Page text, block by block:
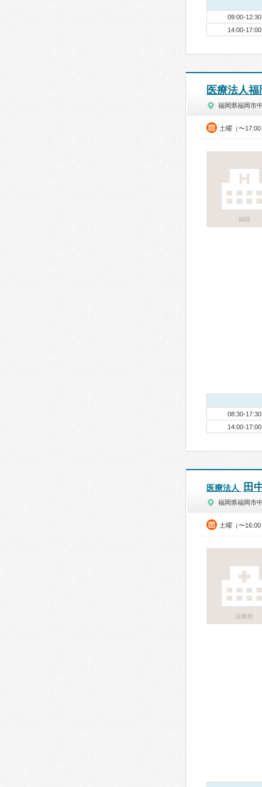
09:00-12:30
14:00-17:00
医療法人
福岡県福岡市
土曜（〜17:00
病院
08:30-17:30
14:00-17:00
医療法人 田
福岡県福岡市
土曜（〜16:00
診療所